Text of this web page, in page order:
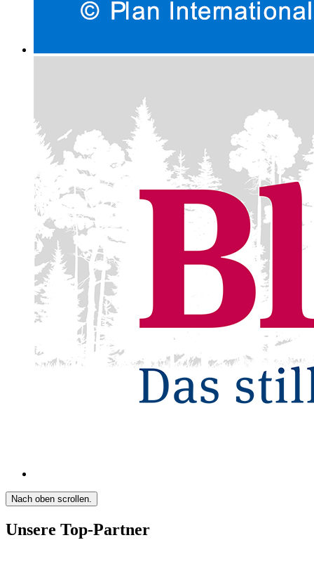
Nach oben scrollen.
Unsere Top-Partner